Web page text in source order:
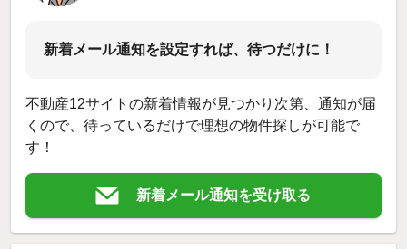
新着メール通知を設定すれば、待つだけに！
不動産12サイトの新着情報が見つかり次第、通知が届
くので、待っているだけで理想の物件探しが可能で
す！
新着メール通知を受け取る